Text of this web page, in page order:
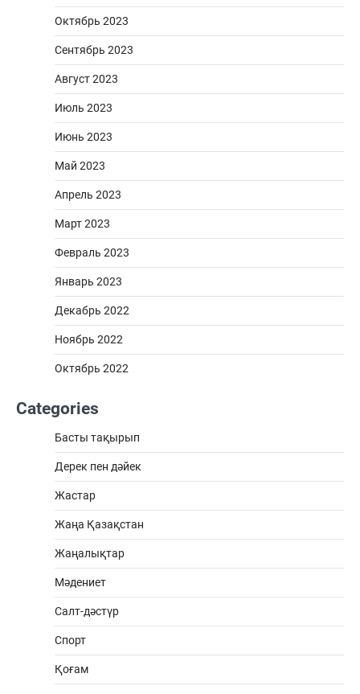
Октябрь 2023
Сентябрь 2023
Август 2023
Июль 2023
Июнь 2023
Май 2023
Апрель 2023
Март 2023
Февраль 2023
Январь 2023
Декабрь 2022
Ноябрь 2022
Октябрь 2022
Categories
Басты тақырып
Дерек пен дәйек
Жастар
Жаңа Қазақстан
Жаңалықтар
Мәдениет
Салт-дәстүр
Спорт
Қоғам